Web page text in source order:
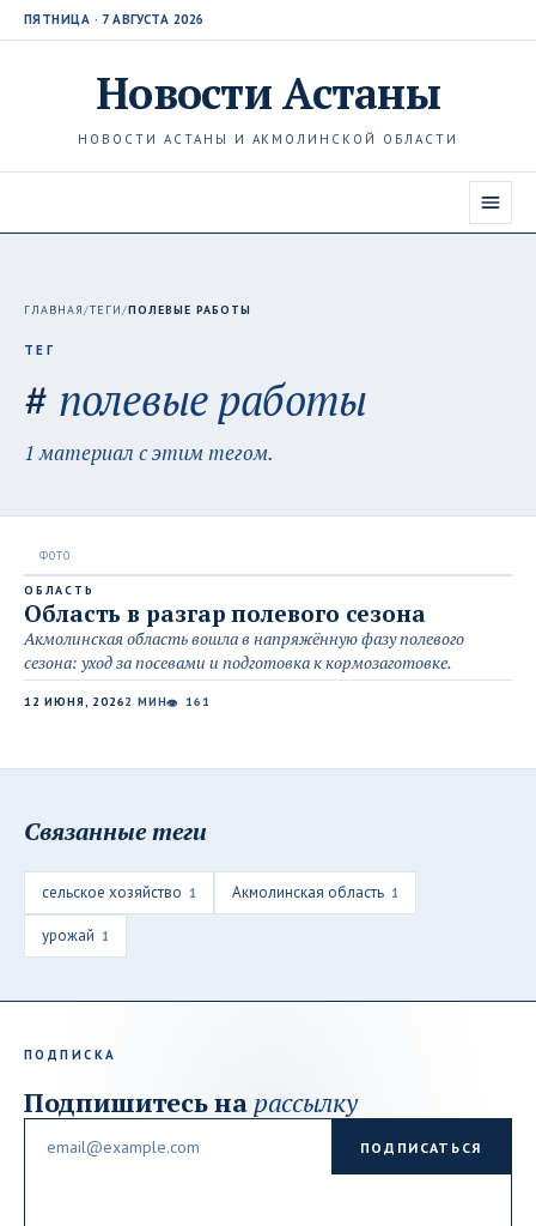
ПЯТНИЦА · 7 АВГУСТА 2026
НовостиАстаны
НОВОСТИ АСТАНЫ И АКМОЛИНСКОЙ ОБЛАСТИ
ГЛАВНАЯ/ТЕГИ/ПОЛЕВЫЕ РАБОТЫ
ТЕГ
# полевые работы
1 материал с этим тегом.
ОБЛАСТЬ
Область в разгар полевого сезона
Акмолинская область вошла в напряжённую фазу полевого
сезона: уход за посевами и подготовка к кормозаготовке.
12 ИЮНЯ, 20262 МИН👁 161
Связанные теги
сельское хозяйство 1 Акмолинская область 1
урожай 1
ПОДПИСКА
Подпишитесь на рассылку
ПОДПИСАТЬСЯ